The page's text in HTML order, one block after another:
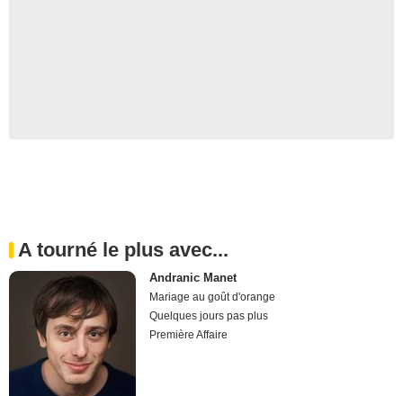
A tourné le plus avec...
Andranic Manet
Mariage au goût d'orange
Quelques jours pas plus
Première Affaire